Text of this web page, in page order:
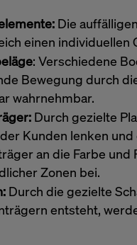
Die
einen
: Verschiedene
Bewegung durch
wahrnehmbar.
Durch gezielte
Kunden lenken
an die Farbe und
Zonen bei.
Durch die gezielte
entsteht,